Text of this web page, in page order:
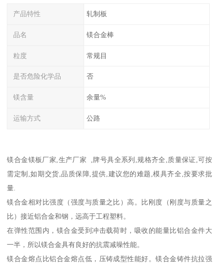
产品特性 轧制板
品名 镁合金棒
粒度 常规目
是否危险化学品 否
镁含量 余量%
运输方式 公路
镁合金镁板厂家,生产厂家 ,牌号具全系列,规格齐全,质量保证,可按
需定制,如期交货,品质保障,提供,建议您的难题,模具齐全,按要求批
量.
镁合金相对比强度（强度与质量之比）高。比刚度（刚度与质量之
比）接近铝合金和钢，远高于工程塑料。
在弹性范围内，镁合金受到冲击载荷时，吸收的能量比铝合金件大
一半，所以镁合金具有良好的抗震减噪性能。
镁合金熔点比铝合金熔点低，压铸成型性能好。镁合金铸件抗拉强